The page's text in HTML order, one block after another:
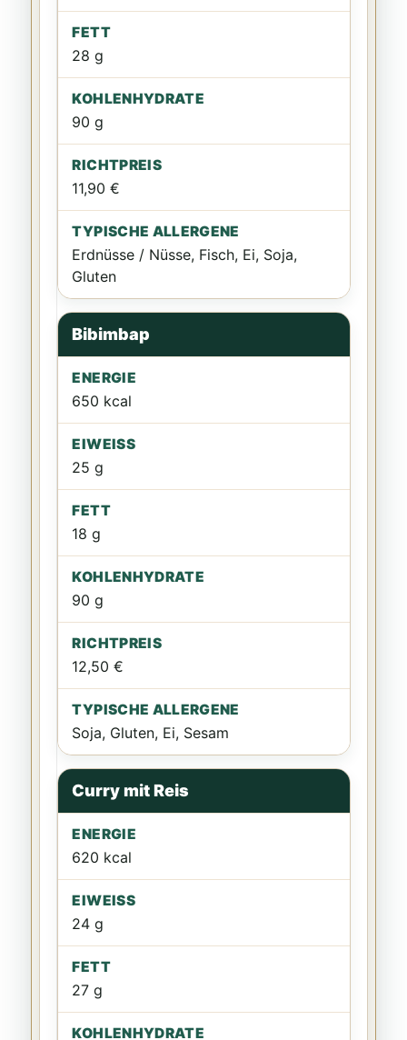
28 g
90 g
11,90 €
Erdnüsse / Nüsse, Fisch, Ei, Soja,
Gluten
Bibimbap
650 kcal
25 g
18 g
90 g
12,50 €
Soja, Gluten, Ei, Sesam
Curry mit Reis
620 kcal
24 g
27 g